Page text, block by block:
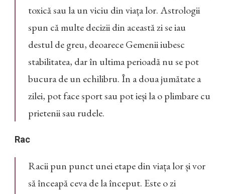
toxică sau la un viciu din viața lor. Astrologii
spun că multe decizii din această zi se iau
destul de greu, deoarece Gemenii iubesc
stabilitatea, dar în ultima perioadă nu se pot
bucura de un echilibru. În a doua jumătate a
zilei, pot face sport sau pot ieși la o plimbare cu
prietenii sau rudele.
Rac
Racii pun punct unei etape din viața lor și vor
să înceapă ceva de la început. Este o zi